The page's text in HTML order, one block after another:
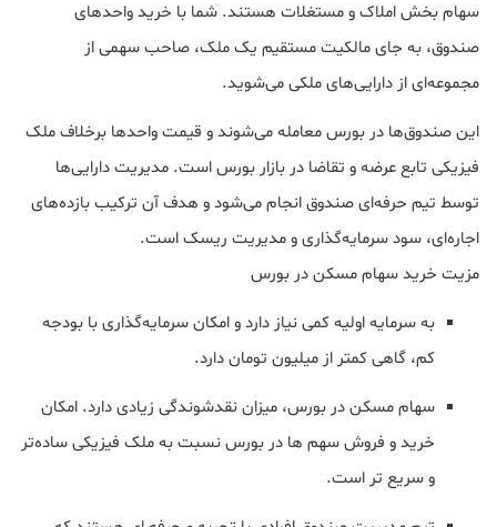
سهام بخش املاک و مستغلات هستند. شما با خرید واحدهای
صندوق، به جای مالکیت مستقیم یک ملک، صاحب سهمی از
مجموعه‌ای از دارایی‌های ملکی می‌شوید.
این صندوق‌ها در بورس معامله می‌شوند و قیمت واحدها برخلاف ملک
فیزیکی تابع عرضه و تقاضا در بازار بورس است. مدیریت دارایی‌ها
توسط تیم حرفه‌ای صندوق انجام می‌شود و هدف آن ترکیب بازده‌های
اجاره‌ای، سود سرمایه‌گذاری و مدیریت ریسک است.
مزیت خرید سهام مسکن در بورس
به سرمایه اولیه کمی نیاز دارد و امکان سرمایه‌گذاری با بودجه
کم، گاهی کمتر از میلیون تومان دارد.
سهام مسکن در بورس، میزان نقدشوندگی زیادی دارد. امکان
خرید و فروش سهم ها در بورس نسبت به ملک فیزیکی ساده‌تر
و سریع تر است.